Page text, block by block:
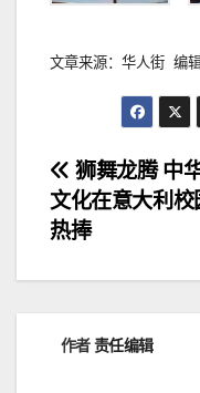
文章来源：华人街 编
文
章
导
狮舞龙腾 中
文化在意大利校
热捧
作者责任编辑